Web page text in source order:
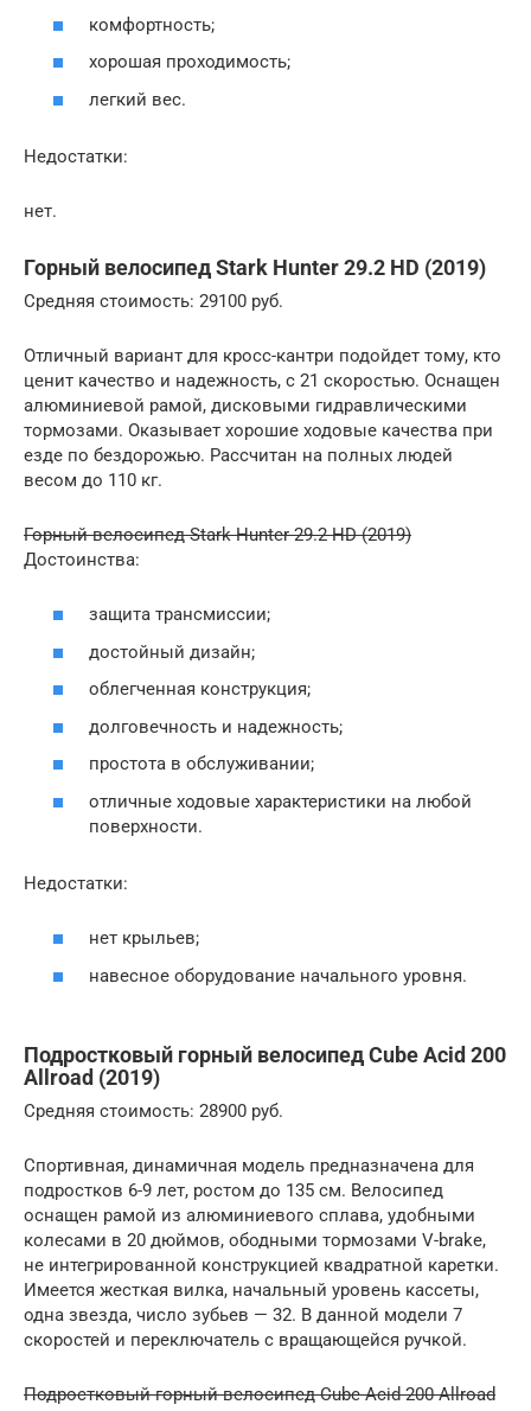
комфортность;
хорошая проходимость;
легкий вес.
Недостатки:
нет.
Горный велосипед Stark Hunter 29.2 HD (2019)
Средняя стоимость: 29100 руб.
Отличный вариант для кросс-кантри подойдет тому, кто
ценит качество и надежность, с 21 скоростью. Оснащен
алюминиевой рамой, дисковыми гидравлическими
тормозами. Оказывает хорошие ходовые качества при
езде по бездорожью. Рассчитан на полных людей
весом до 110 кг.
Горный велосипед Stark Hunter 29.2 HD (2019)
Достоинства:
защита трансмиссии;
достойный дизайн;
облегченная конструкция;
долговечность и надежность;
простота в обслуживании;
отличные ходовые характеристики на любой
поверхности.
Недостатки:
нет крыльев;
навесное оборудование начального уровня.
Подростковый горный велосипед Cube Acid 200
Allroad (2019)
Средняя стоимость: 28900 руб.
Спортивная, динамичная модель предназначена для
подростков 6-9 лет, ростом до 135 см. Велосипед
оснащен рамой из алюминиевого сплава, удобными
колесами в 20 дюймов, ободными тормозами V-brake,
не интегрированной конструкцией квадратной каретки.
Имеется жесткая вилка, начальный уровень кассеты,
одна звезда, число зубьев — 32. В данной модели 7
скоростей и переключатель с вращающейся ручкой.
Подростковый горный велосипед Cube Acid 200 Allroad